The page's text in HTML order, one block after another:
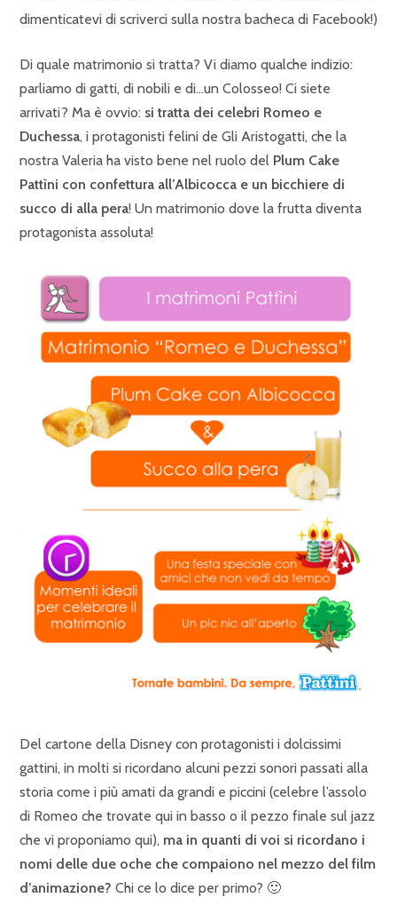
dimenticatevi di scriverci sulla nostra bacheca di Facebook!)
Di quale matrimonio si tratta? Vi diamo qualche indizio:
parliamo di gatti, di nobili e di…un Colosseo! Ci siete
arrivati? Ma è ovvio: si tratta dei celebri Romeo e
Duchessa, i protagonisti felini de Gli Aristogatti, che la
nostra Valeria ha visto bene nel ruolo del Plum Cake
Pattìni con confettura all’Albicocca e un bicchiere di
succo di alla pera! Un matrimonio dove la frutta diventa
protagonista assoluta!
Del cartone della Disney con protagonisti i dolcissimi
gattini, in molti si ricordano alcuni pezzi sonori passati alla
storia come i più amati da grandi e piccini (celebre l’assolo
di Romeo che trovate qui in basso o il pezzo finale sul jazz
che vi proponiamo qui), ma in quanti di voi si ricordano i
nomi delle due oche che compaiono nel mezzo del film
d’animazione? Chi ce lo dice per primo? 🙂